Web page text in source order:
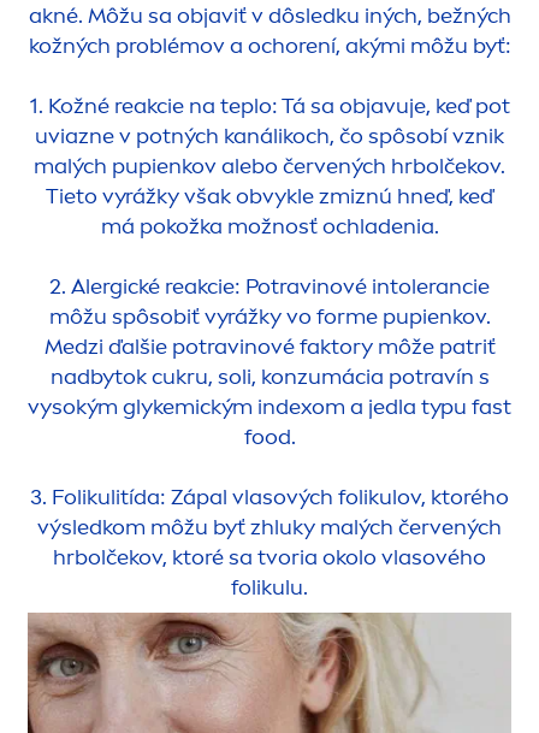
akné. Môžu sa objaviť v dôsledku iných, bežných
kožných problémov a ochorení, akými môžu byť:
1. Kožné reakcie na teplo: Tá sa objavuje, keď pot
uviazne v potných kanálikoch, čo spôsobí vznik
malých pupienkov alebo červených hrbolčekov.
Tieto vyrážky však obvykle zmiznú hneď, keď
má pokožka možnosť ochladenia.
2. Alergické reakcie: Potravinové intolerancie
môžu spôsobiť vyrážky vo forme pupienkov.
Medzi ďalšie potravinové faktory môže patriť
nadbytok cukru, soli, konzumácia potravín s
vysokým glykemickým indexom a jedla typu fast
food.
3. Folikulitída: Zápal vlasových folikulov, ktorého
výsledkom môžu byť zhluky malých červených
hrbolčekov, ktoré sa tvoria okolo vlasového
folikulu.